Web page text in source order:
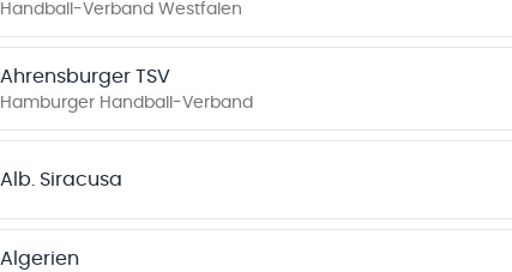
Handball-Verband Westfalen
Ahrensburger TSV
Hamburger Handball-Verband
Alb. Siracusa
Algerien